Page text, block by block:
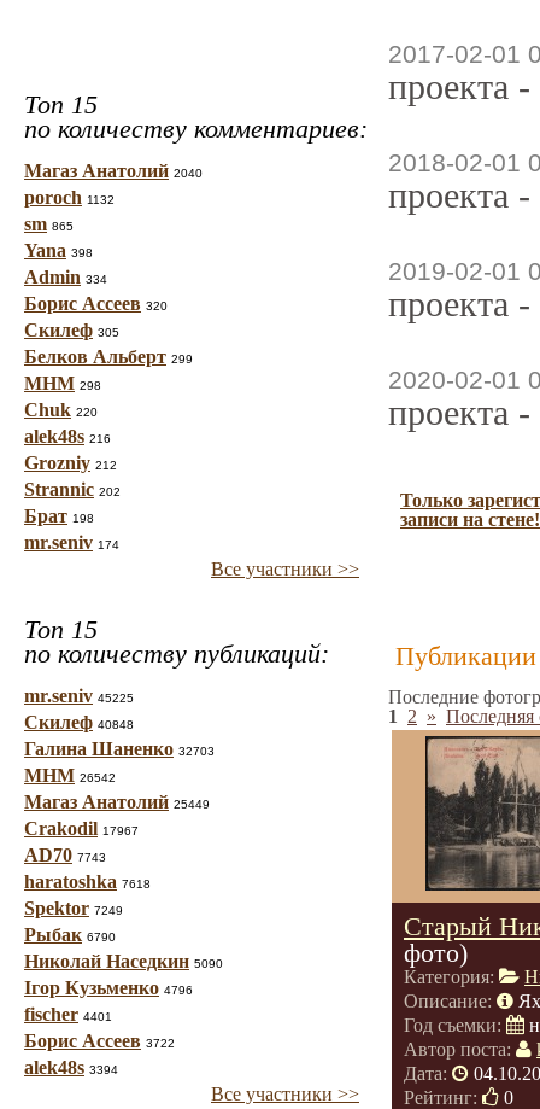
Топ 15
по количеству комментариев:
Магаз Анатолий 2040
poroch 1132
sm 865
Yana 398
Admin 334
Борис Ассеев 320
Скилеф 305
Белков Альберт 299
МНМ 298
Chuk 220
alek48s 216
Grozniy 212
Strannic 202
Брат 198
mr.seniv 174
Все участники >>
Топ 15
по количеству публикаций:
mr.seniv 45225
Скилеф 40848
Галина Шаненко 32703
МНМ 26542
Магаз Анатолий 25449
Crakodil 17967
AD70 7743
haratoshka 7618
Spektor 7249
Рыбак 6790
Николай Наседкин 5090
Ігор Кузьменко 4796
fischer 4401
Борис Ассеев 3722
alek48s 3394
Все участники >>
2017-02-01
проекта
2018-02-01
проекта
2019-02-01
проекта
2020-02-01
проекта
Только
записи на стене!
Публикации
Последние
1
2 » Последняя
Старый
фото)
Категория:
Описание:
Год съемки:
Автор поста:
Дата:
Рейтинг:
0